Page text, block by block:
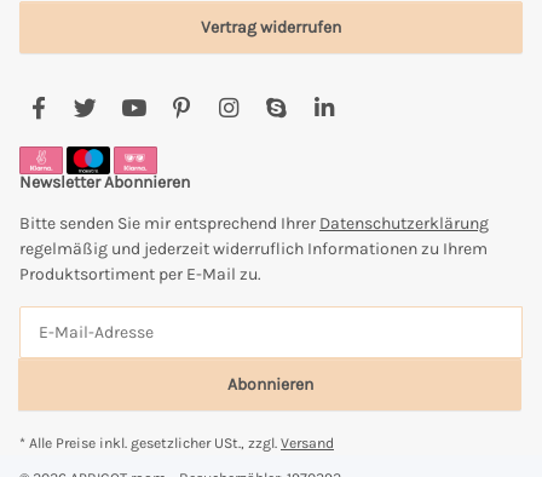
Vertrag widerrufen
Newsletter Abonnieren
Bitte senden Sie mir entsprechend Ihrer Datenschutzerklärung
regelmäßig und jederzeit widerruflich Informationen zu Ihrem
Produktsortiment per E-Mail zu.
Abonnieren
* Alle Preise inkl. gesetzlicher USt., zzgl. Versand